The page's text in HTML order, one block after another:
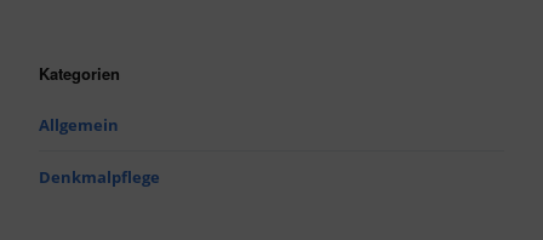
Kategorien
Allgemein
Denkmalpflege